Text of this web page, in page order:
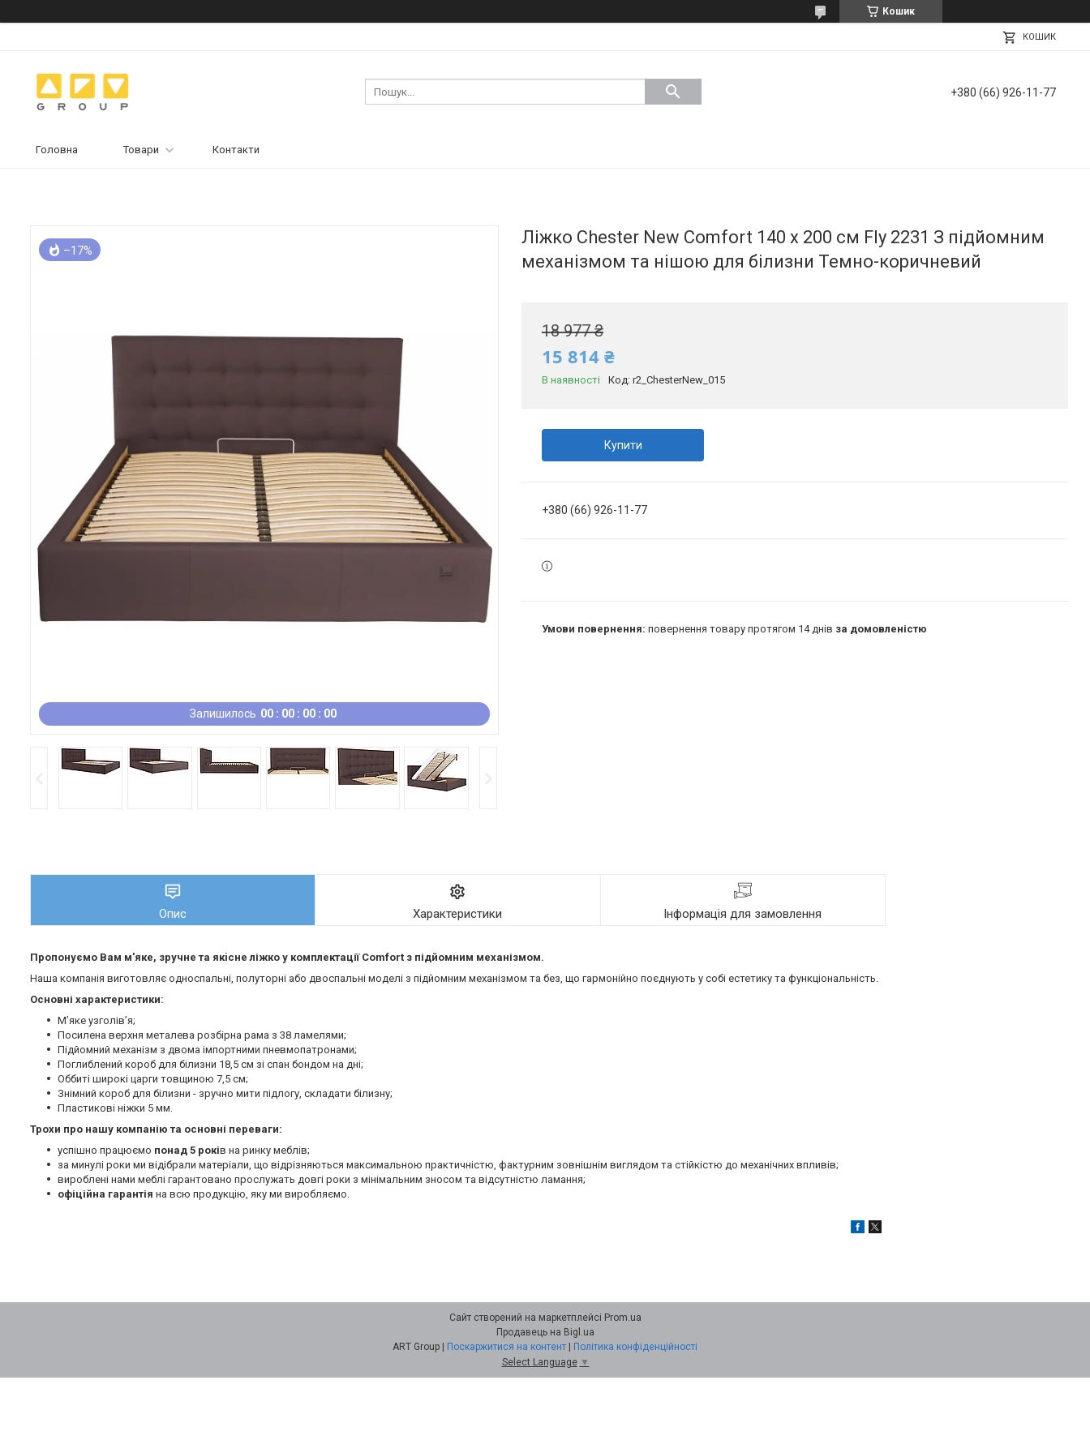
Кошик
КОШИК
+380 (66) 926-11-77
Головна Товари Контакти
Залишилось 00 00 00 00
–17%
Ліжко Chester New Comfort 140 х 200 см Fly 2231 З підйомним
механізмом та нішою для білизни Темно-коричневий
18 977 ₴
15 814 ₴
В наявності Код: r2_ChesterNew_015
Купити
+380 (66) 926-11-77
повернення товару протягом 14 днів за домовленістю
Опис Характеристики Інформація для замовлення
Пропонуємо Вам м'яке, зручне та якiсне ліжко у комплектації Comfort з підйомним механізмом.
Наша компанія виготовляє односпальні, полуторні або двоспальні моделі з підйомним механізмом та без, що гармонійно поєднують у собі естетику та функціональність.
Основні характеристики:
М’яке узголів’я;
Посилена верхня металева розбірна рама з 38 ламелями;
Підйомний механізм з двома імпортними пневмопатронами;
Поглиблений короб для білизни 18,5 см зі спан бондом на дні;
Оббиті широкі царги товщиною 7,5 см;
Знімний короб для білизни - зручно мити підлогу, складати білизну;
Пластикові ніжки 5 мм.
Трохи про нашу компанію та основні переваги:
успішно працюємо понад 5 років на ринку меблів;
за минулі роки ми відібрали матеріали, що відрізняються максимальною практичністю, фактурним зовнішнім виглядом та стійкістю до механічних впливів;
вироблені нами меблі гарантовано прослужать довгі роки з мінімальним зносом та відсутністю ламання;
офіційна гарантія на всю продукцію, яку ми виробляємо.
Сайт створений на маркетплейсі Prom.ua
Продавець на Bigl.ua
Поскаржитися на контент
Політика конфіденційності
Select Language ▼